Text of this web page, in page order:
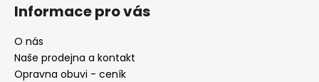
Informace pro vás
O nás
Naše prodejna a kontakt
Opravna obuvi - ceník